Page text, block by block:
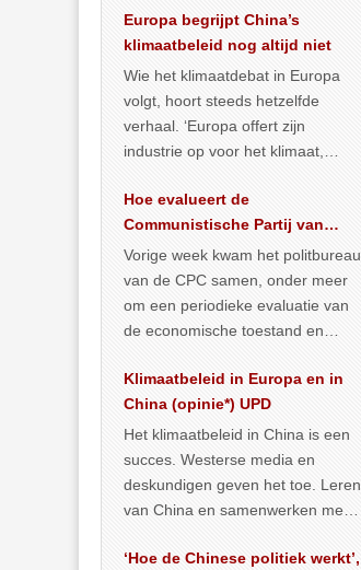
Europa begrijpt China’s
klimaatbeleid nog altijd niet
Wie het klimaatdebat in Europa
volgt, hoort steeds hetzelfde
verhaal. ‘Europa offert zijn
industrie op voor het klimaat,
vergroening… >> lees meer
Hoe evalueert de
Communistische Partij van
China de economische
situatie?
Vorige week kwam het politbureau
van de CPC samen, onder meer
om een periodieke evaluatie van
de economische toestand en
publiceerden… >> lees meer
Klimaatbeleid in Europa en in
China (opinie*) UPD
Het klimaatbeleid in China is een
succes. Westerse media en
deskundigen geven het toe. Leren
van China en samenwerken met
… >> lees meer
‘Hoe de Chinese politiek werkt’,